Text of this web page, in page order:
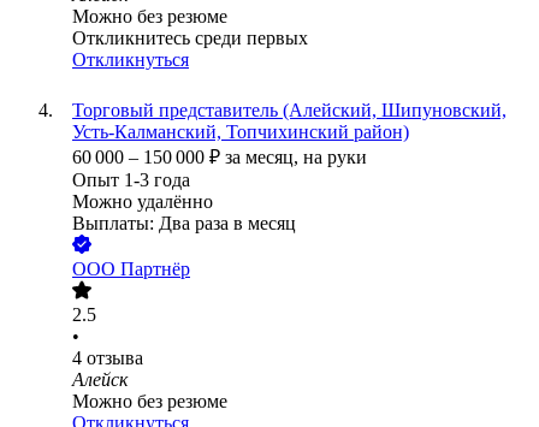
Можно без резюме
Откликнитесь среди первых
Откликнуться
Торговый представитель (Алейский, Шипуновский,
Усть-Калманский, Топчихинский район)
60 000 – 150 000 ₽ за месяц, на руки
Опыт 1-3 года
Можно удалённо
Выплаты: Два раза в месяц
ООО Партнёр
2.5
•
4 отзыва
Алейск
Можно без резюме